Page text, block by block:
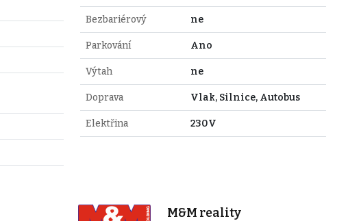
Bezbariérový ne
Parkování Ano
Výtah ne
Doprava Vlak, Silnice, Autobus
Elektřina 230V
M&M reality